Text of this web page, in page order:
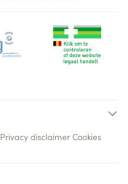
Privacy disclaimer Cookies